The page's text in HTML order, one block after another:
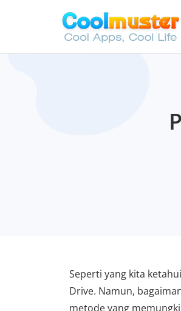
Seperti yang kita
Drive. Namun,
metode yang